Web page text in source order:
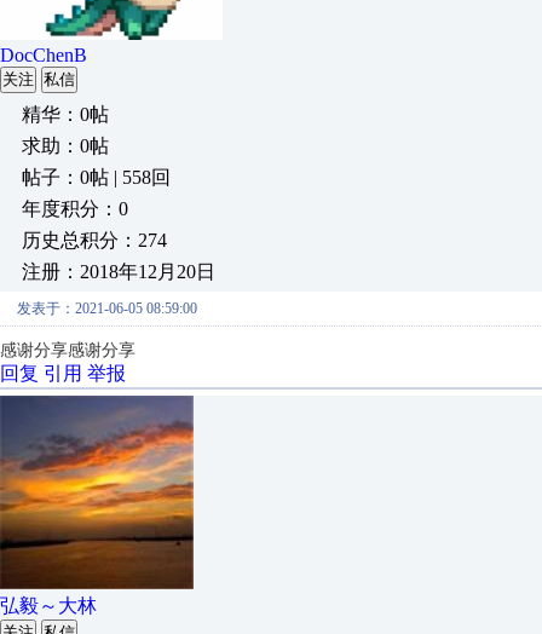
DocChenB
关注 私信
精华：0帖
求助：0帖
帖子：0帖 | 558回
年度积分：0
历史总积分：274
注册：2018年12月20日
发表于：2021-06-05 08:59:00
感谢分享感谢分享
回复 引用 举报
弘毅～大林